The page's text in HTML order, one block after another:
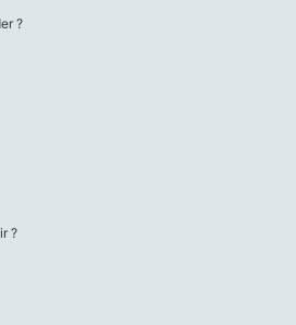
?
?